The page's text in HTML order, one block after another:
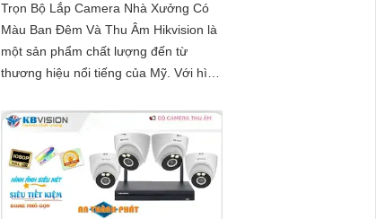
Trọn Bộ Lắp Camera Nhà Xưởng Có
Màu Ban Đêm Và Thu Âm Hikvision là
một sản phẩm chất lượng đến từ
thương hiệu nổi tiếng của Mỹ. Với hình
này...